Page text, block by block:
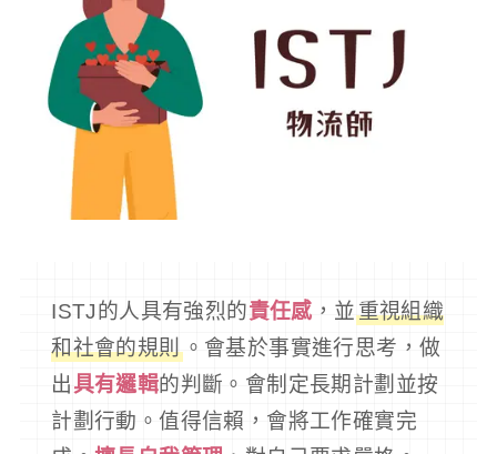
ISTJ的人具有強烈的責任感 ，並重視組織
和社會的規則。會基於事實進行思考，做
出具有邏輯的判斷。會制定長期計劃並按
計劃行動。值得信賴，會將工作確實完